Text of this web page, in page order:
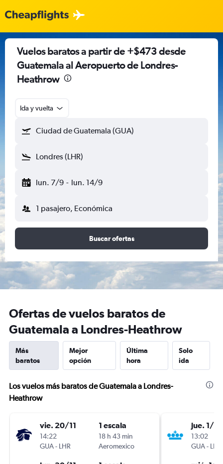
Vuelos baratos a partir de +$473 desde
Guatemala al Aeropuerto de Londres-
Heathrow
Ida y vuelta
Ciudad de Guatemala (GUA)
Londres (LHR)
lun. 7/9 - lun. 14/9
1 pasajero, Económica
Buscar ofertas
Ofertas de vuelos baratos de
Guatemala a Londres-Heathrow
Más
baratos
Mejor
opción
Última
hora
Solo
ida
Los vuelos más baratos de Guatemala a Londres-
Heathrow
vie. 20/11
14:22
GUA- LHR
1 escala
18 h 43 min
Aeromexico
jue. 1/10
13:02
GUA- LHR